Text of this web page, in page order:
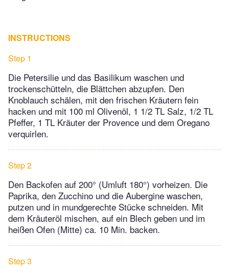
INSTRUCTIONS
Step 1
Die Petersilie und das Basilikum waschen und
trockenschütteln, die Blättchen abzupfen. Den
Knoblauch schälen, mit den frischen Kräutern fein
hacken und mit 100 ml Olivenöl, 1 1/2 TL Salz, 1/2 TL
Pfeffer, 1 TL Kräuter der Provence und dem Oregano
verquirlen.
Step 2
Den Backofen auf 200° (Umluft 180°) vorheizen. Die
Paprika, den Zucchino und die Aubergine waschen,
putzen und in mundgerechte Stücke schneiden. Mit
dem Kräuteröl mischen, auf ein Blech geben und im
heißen Ofen (Mitte) ca. 10 Min. backen.
Step 3